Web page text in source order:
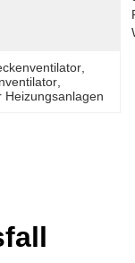
Heizungsanlagen